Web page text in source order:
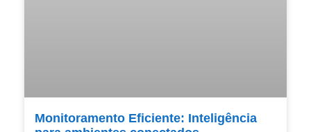
Monitoramento Eficiente: Inteligência